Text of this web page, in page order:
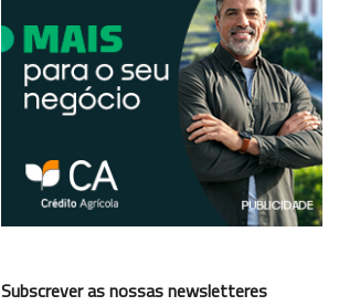
Subscrever as nossas newsletteres